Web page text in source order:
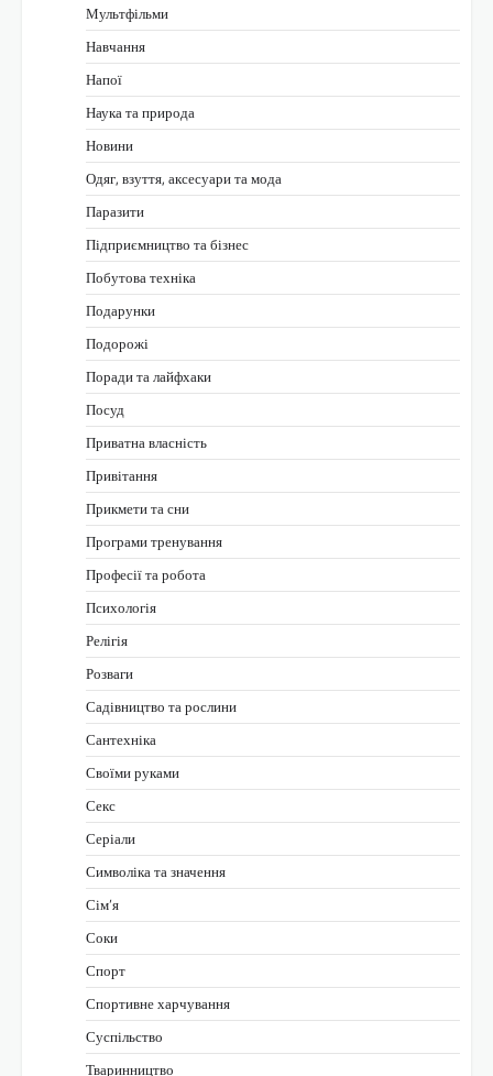
Мультфільми
Навчання
Напої
Наука та природа
Новини
Одяг, взуття, аксесуари та мода
Паразити
Підприємництво та бізнес
Побутова техніка
Подарунки
Подорожі
Поради та лайфхаки
Посуд
Приватна власність
Привітання
Прикмети та сни
Програми тренування
Професії та робота
Психологія
Релігія
Розваги
Садівництво та рослини
Сантехніка
Своїми руками
Секс
Серіали
Символіка та значення
Сім’я
Соки
Спорт
Спортивне харчування
Суспільство
Тваринництво